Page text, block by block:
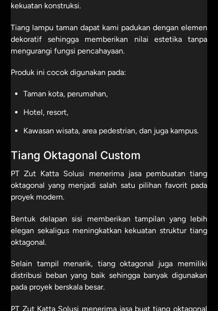
kekuatan konstruksi.
Tiang lampu taman dapat kami padukan dengan elemen
dekoratif sehingga memberikan nilai estetika tanpa
mengurangi fungsi pencahayaan.
Produk ini cocok digunakan pada:
Taman kota, perumahan,
Hotel, resort,
Kawasan wisata, area pedestrian, dan juga kampus.
Tiang Oktagonal Custom
PT Zut Katta Solusi menerima jasa pembuatan tiang
oktagonal yang menjadi salah satu pilihan favorit pada
proyek modern.
Bentuk delapan sisi memberikan tampilan yang lebih
elegan sekaligus meningkatkan kekuatan struktur tiang
oktagonal.
Selain tampil menarik, tiang oktagonal juga memiliki
distribusi beban yang baik sehingga banyak digunakan
pada proyek berskala besar.
PT Zut Katta Solusi menerima jasa buat tiang oktagonal